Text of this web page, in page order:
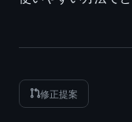
修正提案